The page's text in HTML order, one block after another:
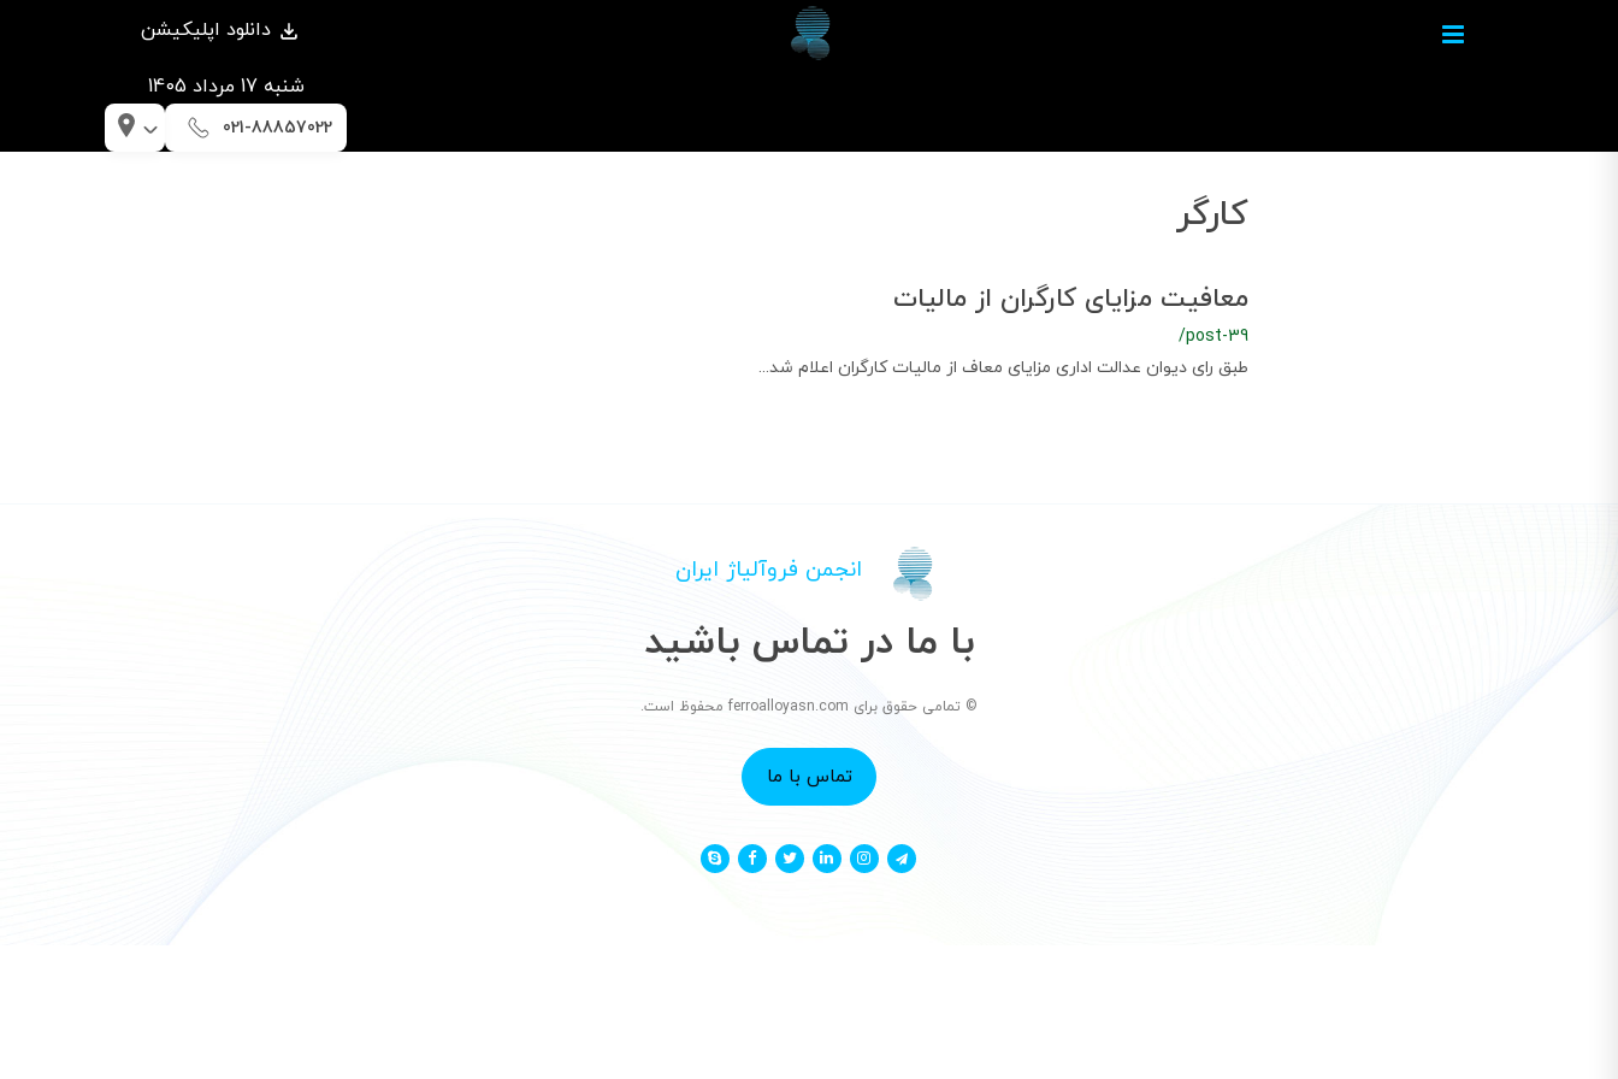
دانلود اپلیکیشن
شنبه 17 مرداد 1405
021-88857022
کارگر
معافیت مزایای کارگران از مالیات
/post-39
طبق رای دیوان عدالت اداری مزایای معاف از مالیات کارگران اعلام شد...
انجمن فروآلیاژ ایران
با ما در تماس باشید
© تمامی حقوق برای ferroalloyasn.com محفوظ است.
تماس با ما